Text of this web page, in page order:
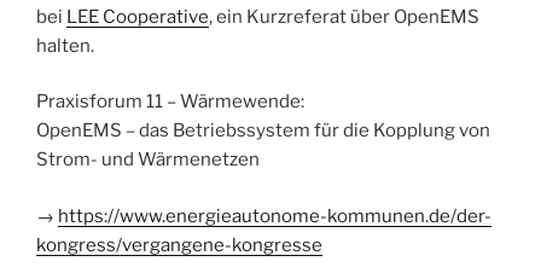
bei LEE Cooperative, ein Kurzreferat über OpenEMS
halten.
Praxisforum 11 – Wärmewende:
OpenEMS – das Betriebssystem für die Kopplung von
Strom- und Wärmenetzen
→ https://www.energieautonome-kommunen.de/der-
kongress/vergangene-kongresse